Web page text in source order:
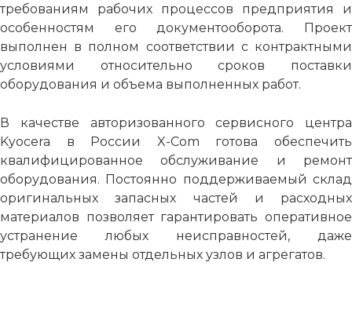
требованиям рабочих процессов предприятия и
особенностям его документооборота. Проект
выполнен в полном соответствии с контрактными
условиями относительно сроков поставки
оборудования и объема выполненных работ.
В качестве авторизованного сервисного центра
Kyocera в России X-Com готова обеспечить
квалифицированное обслуживание и ремонт
оборудования. Постоянно поддерживаемый склад
оригинальных запасных частей и расходных
материалов позволяет гарантировать оперативное
устранение любых неисправностей, даже
требующих замены отдельных узлов и агрегатов.